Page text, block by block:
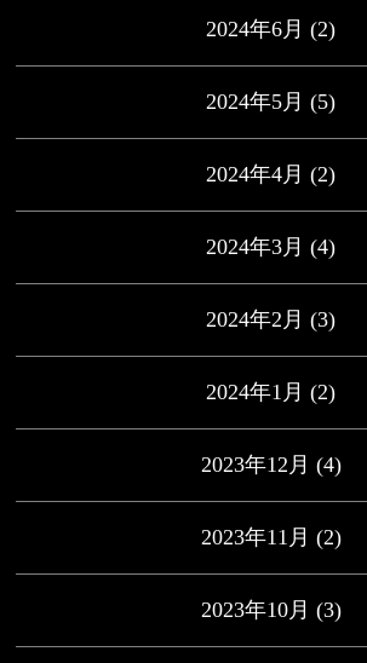
2024年6月 (2)
2024年5月 (5)
2024年4月 (2)
2024年3月 (4)
2024年2月 (3)
2024年1月 (2)
2023年12月 (4)
2023年11月 (2)
2023年10月 (3)